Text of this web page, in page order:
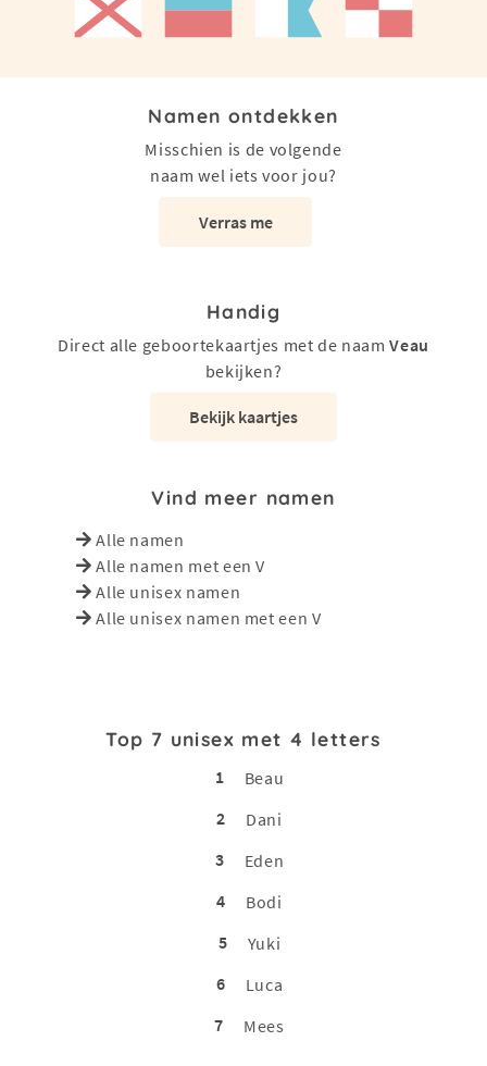
Namen ontdekken
Misschien is de volgende
naam wel iets voor jou?
Verras me
Handig
Direct alle geboortekaartjes met de naamVeau
bekijken?
Bekijk kaartjes
Vind meer namen
Alle namen
Alle namen met een V
Alle unisex namen
Alle unisex namen met een V
Top 7 unisex met 4 letters
1
Beau
2
Dani
3
Eden
4
Bodi
5
Yuki
6
Luca
7
Mees